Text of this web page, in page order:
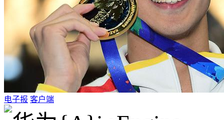
电子报 客户端